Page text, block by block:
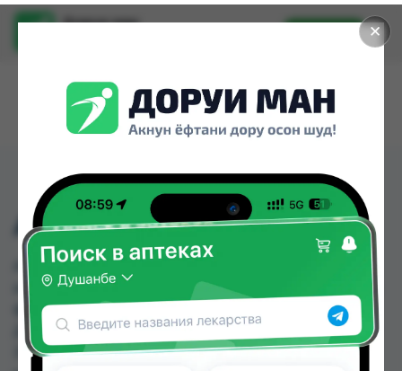
✕
Доруи ман
Установить
АМЛОКОР-А ТАБ №30
АМЛОКОР-А ТАБ №30 можно купить или
заказать в аптеках, Аптека Нур (Nur), Арча, Доро
фарм, Доро фарм 82, Дорухона Зубайда,
Дорухона Имтиёз, Дорухона Махсус по цене от
37.84 TJS до 80.00 TJS в Душанбе и других